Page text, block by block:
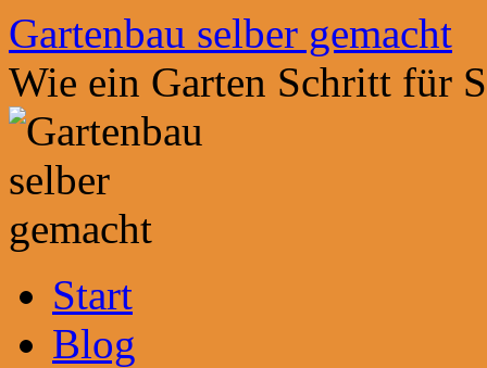
Zum
Inhalt
springen
Gartenbau selber gemacht
Wie ein Garten Schritt für
Start
Blog